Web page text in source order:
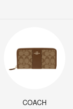
COACH